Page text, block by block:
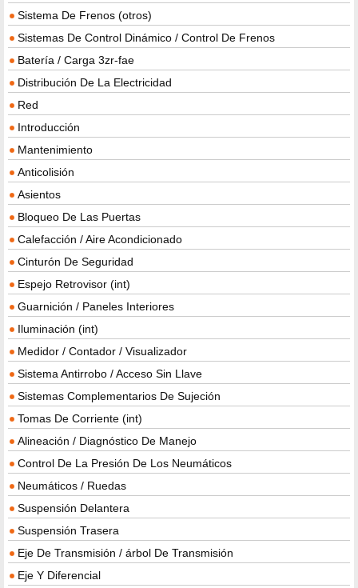
Sistema De Frenos (otros)
Sistemas De Control Dinámico / Control De Frenos
Batería / Carga 3zr-fae
Distribución De La Electricidad
Red
Introducción
Mantenimiento
Anticolisión
Asientos
Bloqueo De Las Puertas
Calefacción / Aire Acondicionado
Cinturón De Seguridad
Espejo Retrovisor (int)
Guarnición / Paneles Interiores
Iluminación (int)
Medidor / Contador / Visualizador
Sistema Antirrobo / Acceso Sin Llave
Sistemas Complementarios De Sujeción
Tomas De Corriente (int)
Alineación / Diagnóstico De Manejo
Control De La Presión De Los Neumáticos
Neumáticos / Ruedas
Suspensión Delantera
Suspensión Trasera
Eje De Transmisión / árbol De Transmisión
Eje Y Diferencial